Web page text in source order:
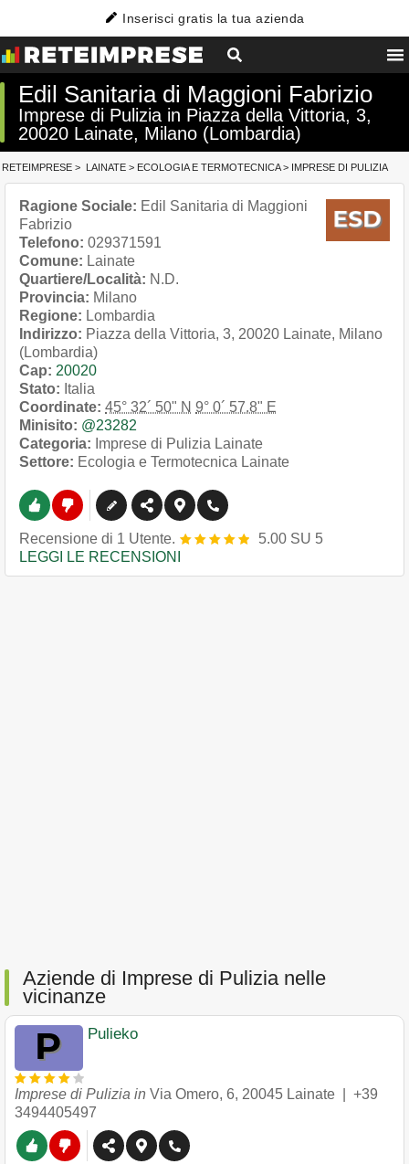
Inserisci gratis la tua azienda
Edil Sanitaria di Maggioni Fabrizio
Imprese di Pulizia in Piazza della Vittoria, 3,
20020 Lainate, Milano (Lombardia)
RETEIMPRESE > LAINATE > ECOLOGIA E TERMOTECNICA> IMPRESE DI PULIZIA
Ragione Sociale: Edil Sanitaria di Maggioni
Fabrizio
Telefono: 029371591
Comune: Lainate
Quartiere/Località: N.D.
Provincia: Milano
Regione: Lombardia
Indirizzo: Piazza della Vittoria, 3, 20020 Lainate, Milano
(Lombardia)
Cap: 20020
Stato: Italia
Coordinate: 45° 32´ 50" N 9° 0´ 57.8" E
Minisito: @23282
Categoria: Imprese di Pulizia Lainate
Settore: Ecologia e Termotecnica Lainate
Recensione di 1 Utente. 5.00 SU 5
LEGGI LE RECENSIONI
Aziende di Imprese di Pulizia nelle
vicinanze
Pulieko
Imprese di Pulizia in Via Omero, 6, 20045 Lainate
+39
3494405497